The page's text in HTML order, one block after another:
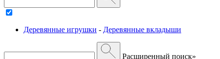
Деревянные игрушки - Деревянные вкладыши
Расширенный поиск»